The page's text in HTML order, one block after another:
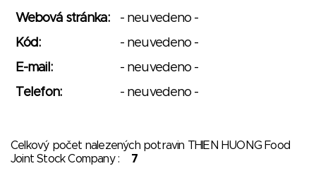
Webová stránka:
- neuvedeno -
Kód:
- neuvedeno -
E-mail:
- neuvedeno -
Telefon:
- neuvedeno -
Celkový počet nalezených potravin THIEN HUONG Food
Joint Stock Company : 7